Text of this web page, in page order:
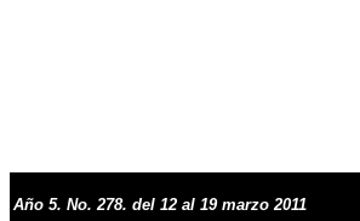
Año 5. No. 278. del 12 al 19 marzo 2011